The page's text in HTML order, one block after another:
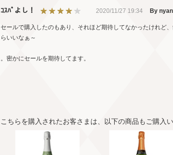
ｺｽﾊﾟよし！ 2020/11/27 19:34 By
セールで購入したのもあり、それほど期待してなかったけれど
らいいなぁ～
。密かにセールを期待してます。
こちらを購入されたお客さまは、以下の商品もご購入